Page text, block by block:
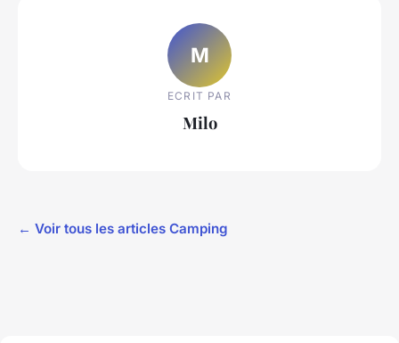
M
ECRIT PAR
Milo
← Voir tous les articles Camping